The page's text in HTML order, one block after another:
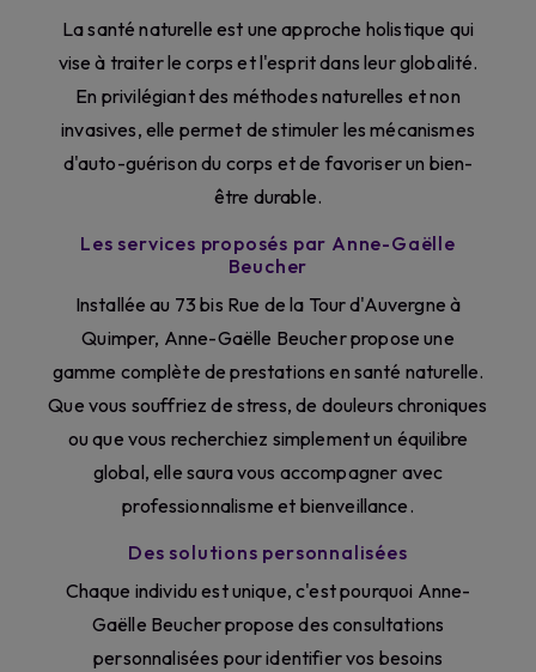
La santé naturelle est une approche holistique qui
vise à traiter le corps et l'esprit dans leur globalité.
En privilégiant des méthodes naturelles et non
invasives, elle permet de stimuler les mécanismes
d'auto-guérison du corps et de favoriser un bien-
être durable.
Les services proposés par Anne-Gaëlle
Beucher
Installée au 73 bis Rue de la Tour d'Auvergne à
Quimper, Anne-Gaëlle Beucher propose une
gamme complète de prestations en santé naturelle.
Que vous souffriez de stress, de douleurs chroniques
ou que vous recherchiez simplement un équilibre
global, elle saura vous accompagner avec
professionnalisme et bienveillance.
Des solutions personnalisées
Chaque individu est unique, c'est pourquoi Anne-
Gaëlle Beucher propose des consultations
personnalisées pour identifier vos besoins